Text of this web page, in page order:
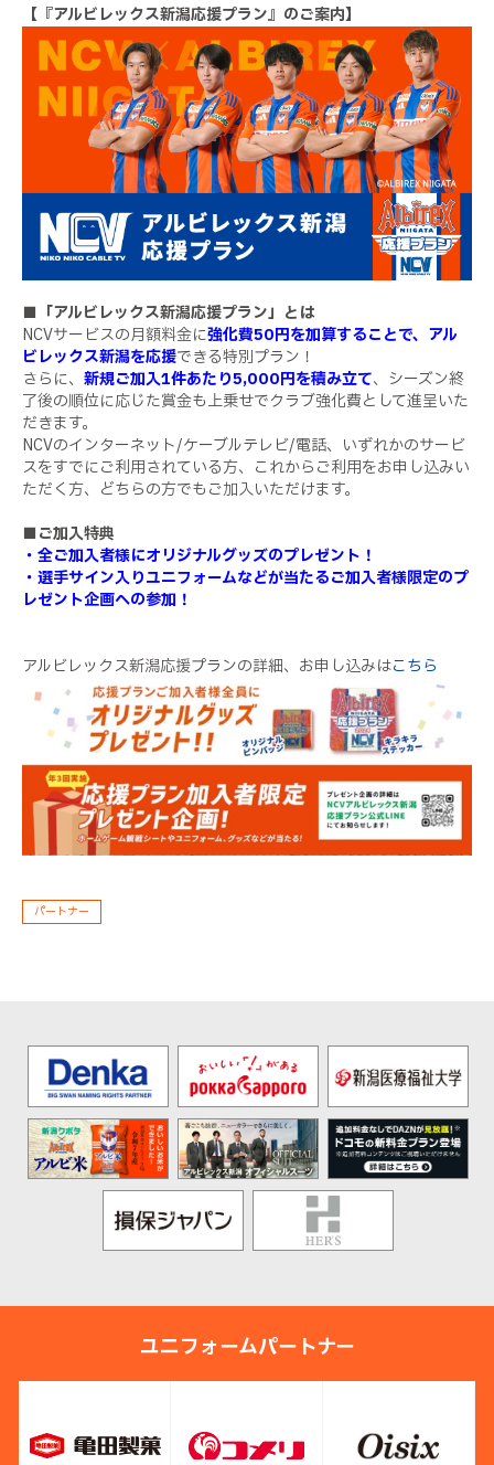
【『アルビレックス新潟応援プラン』のご案内】
■「アルビレックス新潟応援プラン」とは
NCVサービスの月額料金に強化費50円を加算することで、アル
ビレックス新潟を応援できる特別プラン！
さらに、 新規ご加入1件あたり5,000円を積み立て、シーズン終
了後の順位に応じた賞金も上乗せでクラブ強化費として進呈いた
だきます。
NCVのインターネット/ケーブルテレビ/電話、いずれかのサービ
スをすでにご利用されている方、これからご利用をお申し込みい
ただく方、どちらの方でもご加入いただけます。
■ご加入特典
・全ご加入者様にオリジナルグッズのプレゼント！
・選手サイン入りユニフォームなどが当たるご加入者様限定のプ
レゼント企画への参加！
アルビレックス新潟応援プランの詳細、お申し込みはこちら
パートナー
ユニフォームパートナー